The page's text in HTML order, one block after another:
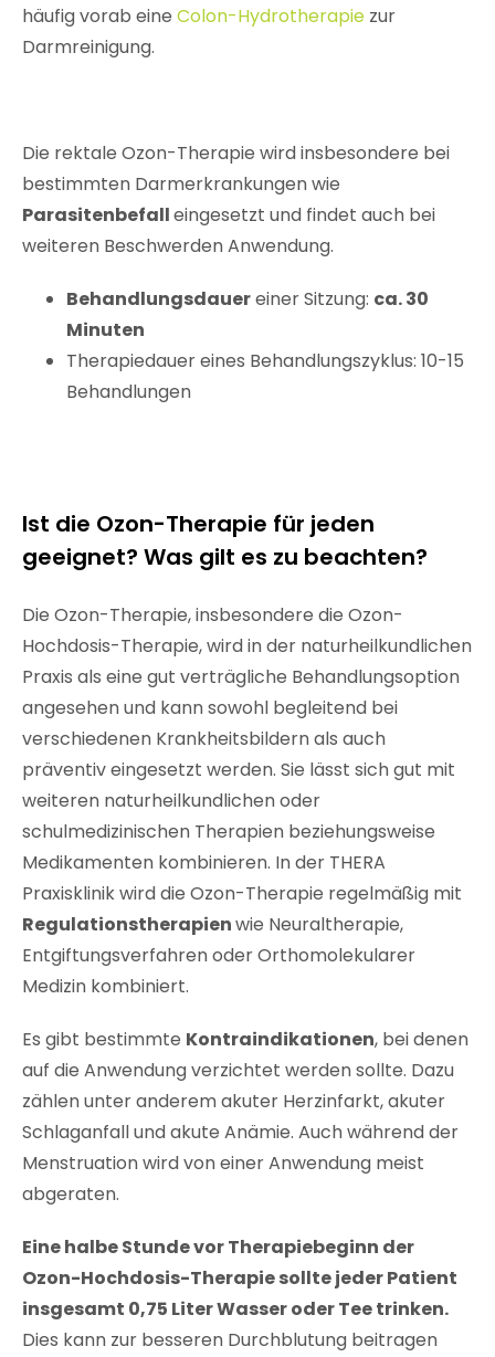
häufig vorab eine Colon-Hydrotherapiezur
Darmreinigung.
Die rektale Ozon-Therapie wird insbesondere bei
bestimmten Darmerkrankungen wie
Parasitenbefalleingesetzt und findet auch bei
weiteren Beschwerden Anwendung.
Behandlungsdauereiner Sitzung: ca. 30
Minuten
Therapiedauer eines Behandlungszyklus: 10-15
Behandlungen
Ist die Ozon-Therapie für jeden
geeignet? Was gilt es zu beachten?
Die Ozon-Therapie, insbesondere die Ozon-
Hochdosis-Therapie, wird in der naturheilkundlichen
Praxis als eine gut verträgliche Behandlungsoption
angesehen und kann sowohl begleitend bei
verschiedenen Krankheitsbildern als auch
präventiv eingesetzt werden. Sie lässt sich gut mit
weiteren naturheilkundlichen oder
schulmedizinischen Therapien beziehungsweise
Medikamenten kombinieren. In der THERA
Praxisklinik wird die Ozon-Therapie regelmäßig mit
Regulationstherapienwie Neuraltherapie,
Entgiftungsverfahren oder Orthomolekularer
Medizin kombiniert.
Es gibt bestimmte Kontraindikationen, bei denen
auf die Anwendung verzichtet werden sollte. Dazu
zählen unter anderem akuter Herzinfarkt, akuter
Schlaganfall und akute Anämie. Auch während der
Menstruation wird von einer Anwendung meist
abgeraten.
Eine halbe Stunde vor Therapiebeginn der
Ozon-Hochdosis-Therapie sollte jeder Patient
insgesamt 0,75 Liter Wasser oder Tee trinken.
Dies kann zur besseren Durchblutung beitragen